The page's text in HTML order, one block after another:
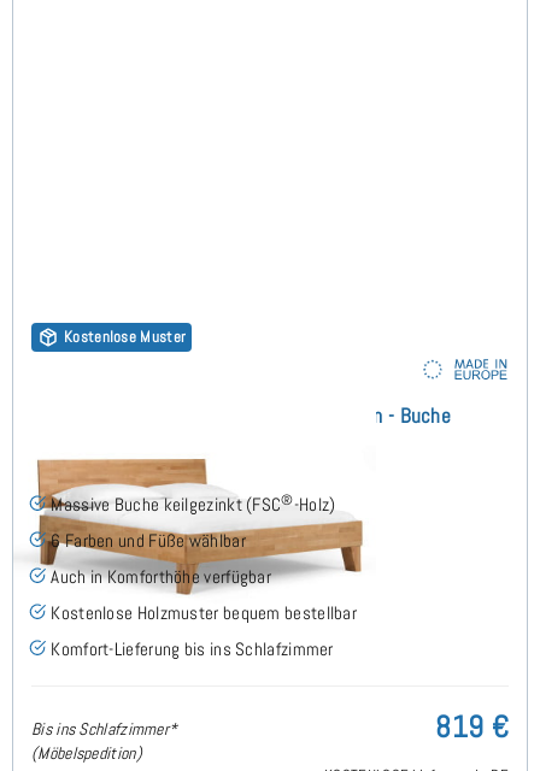
Kostenlose Muster
Klass 3 Massivholzbett 90x210 cm - Buche
Massive Buche keilgezinkt (FSC®-Holz)
6 Farben und Füße wählbar
Auch in Komforthöhe verfügbar
Kostenlose Holzmuster bequem bestellbar
Komfort-Lieferung bis ins Schlafzimmer
Bis ins Schlafzimmer*
(Möbelspedition)
819 €